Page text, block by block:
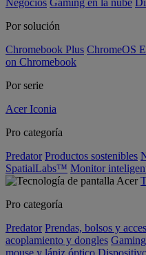
Negocios Gaming en la nube
Por solución
Chromebook Plus ChromeOS
on Chromebook
Por serie
Acer Iconia
Pro categoría
Predator Productos sostenibles
SpatialLabs™ Monitor
Pro categoría
Predator Prendas, bolsos y
acoplamiento y dongles Gaming
mouse y lápiz óptico